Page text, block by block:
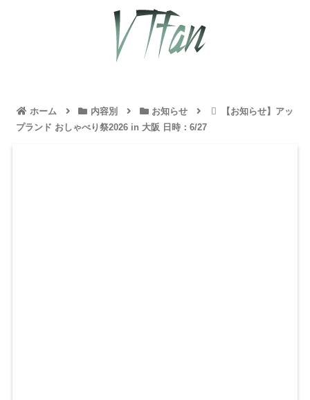
ホーム 内容別 お知らせ
【お知らせ】アッ
プランド おしゃべり祭2026 in 大阪 日時：6/27